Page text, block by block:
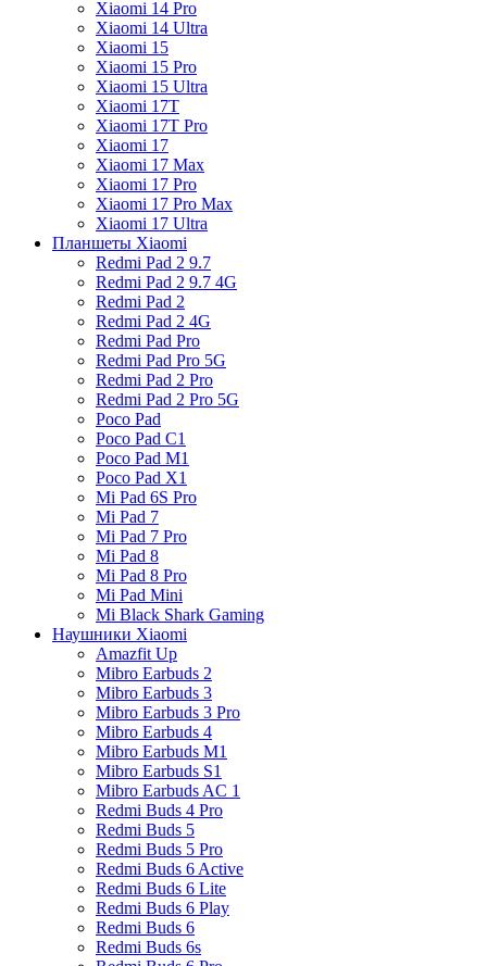
Xiaomi 14 Pro
Xiaomi 14 Ultra
Xiaomi 15
Xiaomi 15 Pro
Xiaomi 15 Ultra
Xiaomi 17T
Xiaomi 17T Pro
Xiaomi 17
Xiaomi 17 Max
Xiaomi 17 Pro
Xiaomi 17 Pro Max
Xiaomi 17 Ultra
Планшеты Xiaomi
Redmi Pad 2 9.7
Redmi Pad 2 9.7 4G
Redmi Pad 2
Redmi Pad 2 4G
Redmi Pad Pro
Redmi Pad Pro 5G
Redmi Pad 2 Pro
Redmi Pad 2 Pro 5G
Poco Pad
Poco Pad C1
Poco Pad M1
Poco Pad X1
Mi Pad 6S Pro
Mi Pad 7
Mi Pad 7 Pro
Mi Pad 8
Mi Pad 8 Pro
Mi Pad Mini
Mi Black Shark Gaming
Наушники Xiaomi
Amazfit Up
Mibro Earbuds 2
Mibro Earbuds 3
Mibro Earbuds 3 Pro
Mibro Earbuds 4
Mibro Earbuds M1
Mibro Earbuds S1
Mibro Earbuds AC 1
Redmi Buds 4 Pro
Redmi Buds 5
Redmi Buds 5 Pro
Redmi Buds 6 Active
Redmi Buds 6 Lite
Redmi Buds 6 Play
Redmi Buds 6
Redmi Buds 6s